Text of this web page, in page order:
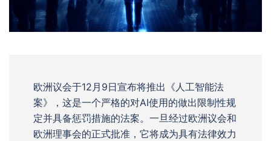
欧洲议会于12月9日宣布将推出《人工智能法
案》，这是一个严格的对AI使用的做出限制性规
定并具备惩罚措施的法案。一旦经过欧洲议会和
欧洲理事会的正式批准，它将成为具有法律效力